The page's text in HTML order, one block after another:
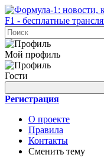
Мой профиль
Гости
Регистрация
О проекте
Правила
Контакты
Сменить тему